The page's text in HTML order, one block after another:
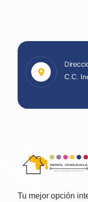
C.C.
Tu mejor opción